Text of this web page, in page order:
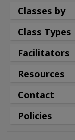
Classes by
Class Types
Facilitators
Resources
Contact
Policies